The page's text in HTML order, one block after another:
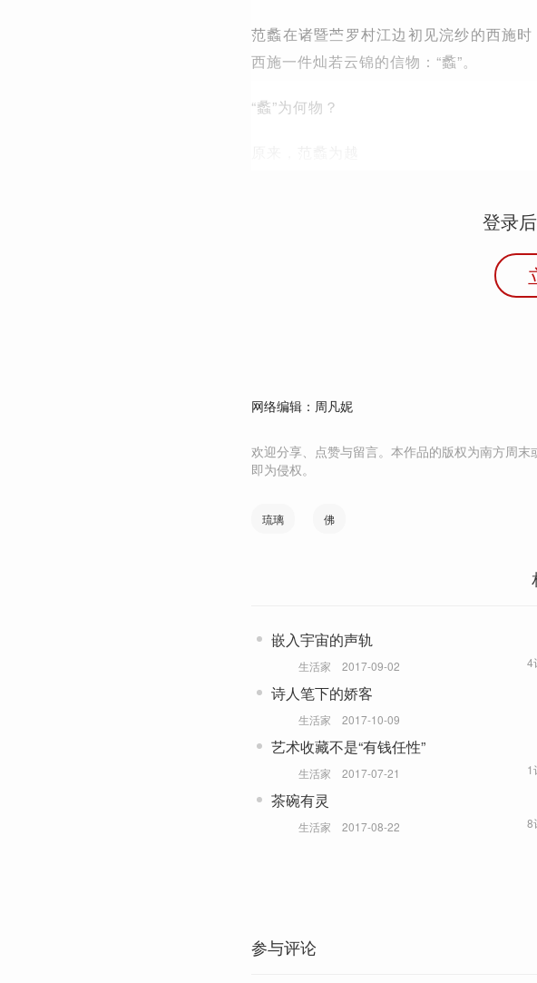
范蠡在诸暨苎罗村江边初见浣纱的西施
西施一件灿若云锦的信物：“蠡”。
“蠡”为何物？
登录
网络编辑：周凡妮
欢迎分享、点赞与留言。本作品的版权为南方周
即为侵权。
琉璃 佛
嵌入宇宙的声轨
生活家 2017-09-02 4
诗人笔下的娇客
生活家 2017-10-09
艺术收藏不是“有钱任性”
生活家 2017-07-21 1
茶碗有灵
生活家 2017-08-22 8
参与评论